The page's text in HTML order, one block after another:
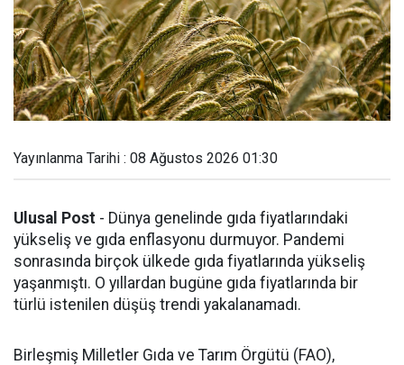
Yayınlanma Tarihi : 08 Ağustos 2026 01:30
Ulusal Post - Dünya genelinde gıda fiyatlarındaki
yükseliş ve gıda enflasyonu durmuyor. Pandemi
sonrasında birçok ülkede gıda fiyatlarında yükseliş
yaşanmıştı. O yıllardan bugüne gıda fiyatlarında bir
türlü istenilen düşüş trendi yakalanamadı.
Birleşmiş Milletler Gıda ve Tarım Örgütü (FAO),